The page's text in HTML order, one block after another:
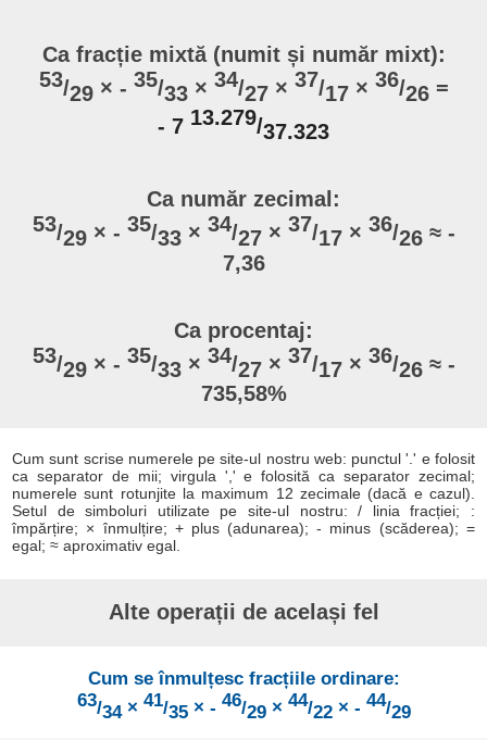
Ca fracție mixtă (numit și număr mixt):
53/29× - 35/33 × 34/27× 37/17× 36/26 =
- 7 13.279/37.323
Ca număr zecimal:
53/29× - 35/33 × 34/27× 37/17× 36/26 ≈ -
7,36
Ca procentaj:
53/29× - 35/33 × 34/27× 37/17× 36/26 ≈ -
735,58%
Cum sunt scrise numerele pe site-ul nostru web: punctul '.' e folosit
ca separator de mii; virgula ',' e folosită ca separator zecimal;
numerele sunt rotunjite la maximum 12 zecimale (dacă e cazul).
Setul de simboluri utilizate pe site-ul nostru: / linia fracției; :
împărțire; × înmulțire; + plus (adunarea); - minus (scăderea); =
egal; ≈ aproximativ egal.
Alte operații de același fel
Cum se înmulțesc fracțiile ordinare:
63/34 × 41/35× - 46/29× 44/22× - 44/29